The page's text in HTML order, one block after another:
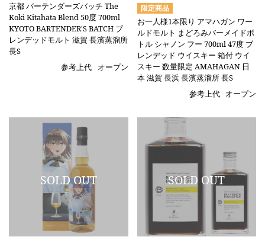
京都 バーテンダーズバッチ The
Koki Kitahata Blend 50度 700ml
KYOTO BARTENDER'S BATCH ブ
レンデッドモルト 滋賀 長濱蒸溜所
長S
参考上代
オープン
お一人様1本限り アマハガン ワー
ルドモルト まどろみバーメイドボ
トル シャノン フー 700ml 47度 ブ
レンデッド ウイスキー 箱付 ウイ
スキー 数量限定 AMAHAGAN 日
本 滋賀 長浜 長濱蒸溜所 長S
参考上代 オープン